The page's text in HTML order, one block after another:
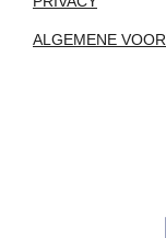
ALGEMENE